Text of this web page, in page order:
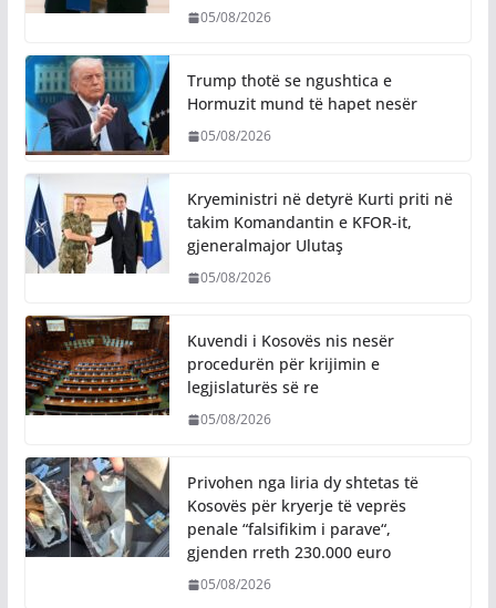
05/08/2026
Trump thotë se ngushtica e
Hormuzit mund të hapet nesër
05/08/2026
Kryeministri në detyrë Kurti priti në
takim Komandantin e KFOR-it,
gjeneralmajor Ulutaş
05/08/2026
Kuvendi i Kosovës nis nesër
procedurën për krijimin e
legjislaturës së re
05/08/2026
Privohen nga liria dy shtetas të
Kosovës për kryerje të veprës
penale “falsifikim i parave“,
gjenden rreth 230.000 euro
05/08/2026